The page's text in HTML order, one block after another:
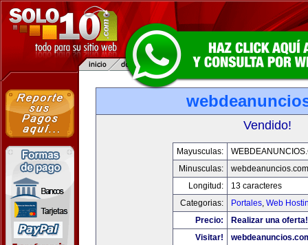
Vendido!
Mayusculas:
Minusculas:
webdeanuncios.com
Longitud:
13 caracteres
Categorias:
Portales, Web
Precio:
Realizar una oferta!
Visitar!